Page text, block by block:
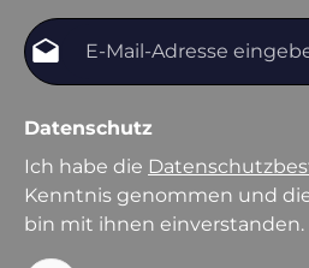
Datenschutz
Ich habe die
Kenntnis genommen und
bin mit ihnen einverstanden.